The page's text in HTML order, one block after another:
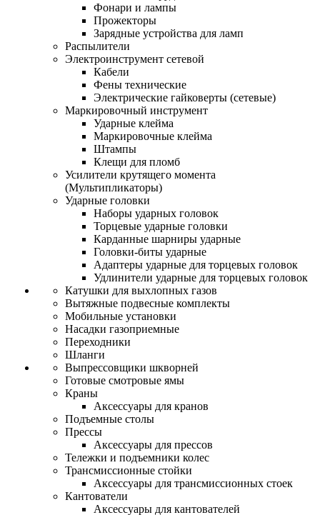
Фонари и лампы
Прожекторы
Зарядные устройства для ламп
Распылители
Электроинструмент сетевой
Кабели
Фены технические
Электрические гайковерты (сетевые)
Маркировочный инструмент
Ударные клейма
Маркировочные клейма
Штампы
Клещи для пломб
Усилители крутящего момента
(Мультипликаторы)
Ударные головки
Наборы ударных головок
Торцевые ударные головки
Карданные шарниры ударные
Головки-биты ударные
Адаптеры ударные для торцевых головок
Удлинители ударные для торцевых головок
Катушки для выхлопных газов
Вытяжные подвесные комплекты
Мобильные установки
Насадки газоприемные
Переходники
Шланги
Выпрессовщики шкворней
Готовые смотровые ямы
Краны
Аксессуары для кранов
Подъемные столы
Прессы
Аксессуары для прессов
Тележки и подъемники колес
Трансмиссионные стойки
Аксессуары для трансмиссионных стоек
Кантователи
Аксессуары для кантователей